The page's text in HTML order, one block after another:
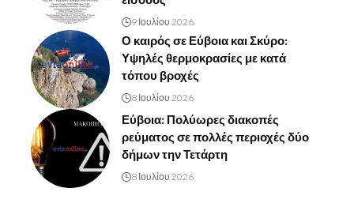
9 Ιουλίου 2026
Ο καιρός σε Εύβοια και Σκύρο:
Υψηλές θερμοκρασίες με κατά
τόπου βροχές
8 Ιουλίου 2026
Εύβοια: Πολύωρες διακοπές
ρεύματος σε πολλές περιοχές δύο
δήμων την Τετάρτη
8 Ιουλίου 2026